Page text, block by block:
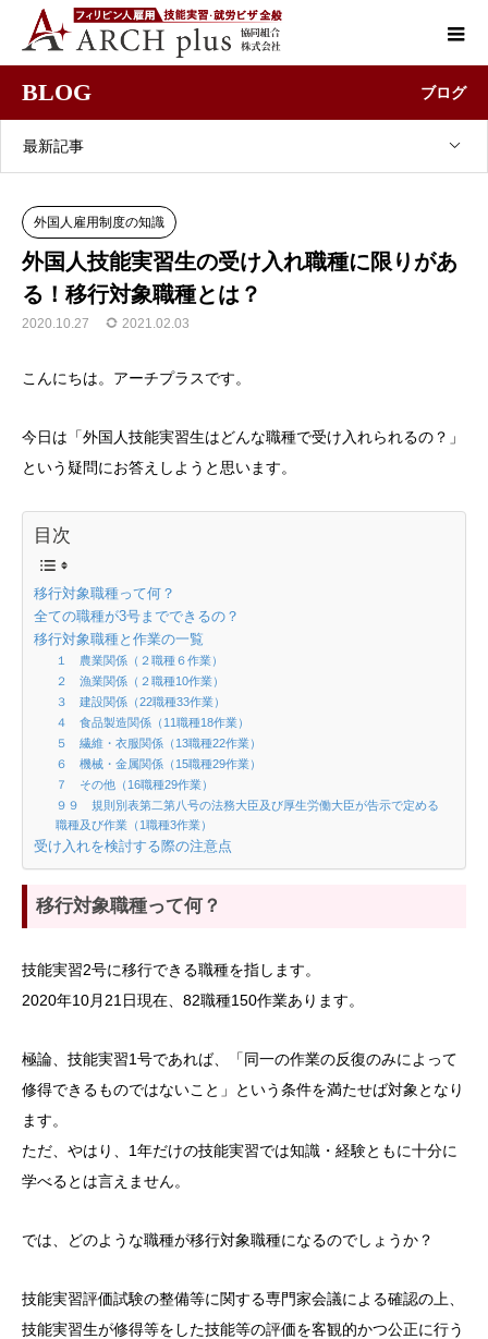
BLOG ブログ
最新記事
外国人雇用制度の知識
外国人技能実習生の受け入れ職種に限りがあ
る！移行対象職種とは？
2020.10.27 2021.02.03
こんにちは。アーチプラスです。
今日は「外国人技能実習生はどんな職種で受け入れられるの？」
という疑問にお答えしようと思います。
目次
移行対象職種って何？
全ての職種が3号までできるの？
移行対象職種と作業の一覧
１ 農業関係（２職種６作業）
２ 漁業関係（２職種10作業）
３ 建設関係（22職種33作業）
４ 食品製造関係（11職種18作業）
５ 繊維・衣服関係（13職種22作業）
６ 機械・金属関係（15職種29作業）
７ その他（16職種29作業）
９９ 規則別表第二第八号の法務大臣及び厚生労働大臣が告示で定める
職種及び作業（1職種3作業）
受け入れを検討する際の注意点
移行対象職種って何？
技能実習2号に移行できる職種を指します。
2020年10月21日現在、82職種150作業あります。
極論、技能実習1号であれば、「同一の作業の反復のみによって
修得できるものではないこと」という条件を満たせば対象となり
ます。
ただ、やはり、1年だけの技能実習では知識・経験ともに十分に
学べるとは言えません。
では、どのような職種が移行対象職種になるのでしょうか？
技能実習評価試験の整備等に関する専門家会議による確認の上、
技能実習生が修得等をした技能等の評価を客観的かつ公正に行う